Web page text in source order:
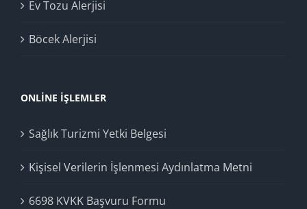
Ev Tozu Alerjisi
Böcek Alerjisi
ONLINE İŞLEMLER
Sağlık Turizmi Yetki Belgesi
Kişisel Verilerin İşlenmesi Aydınlatma Metni
6698 KVKK Başvuru Formu